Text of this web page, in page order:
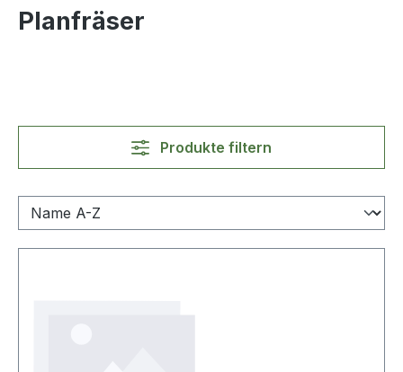
Planfräser
Produkte filtern